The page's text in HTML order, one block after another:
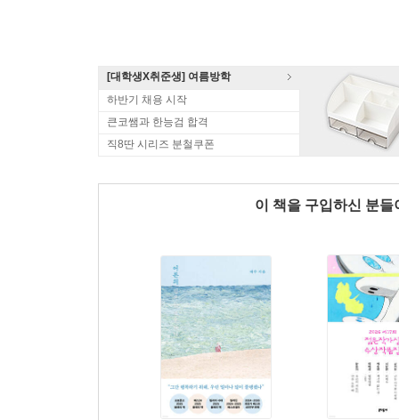
[대학생X취준생] 여름방학
하반기 채용 시작
큰코쌤과 한능검 합격
직8딴 시리즈 분철쿠폰
이 책을 구입하신 분